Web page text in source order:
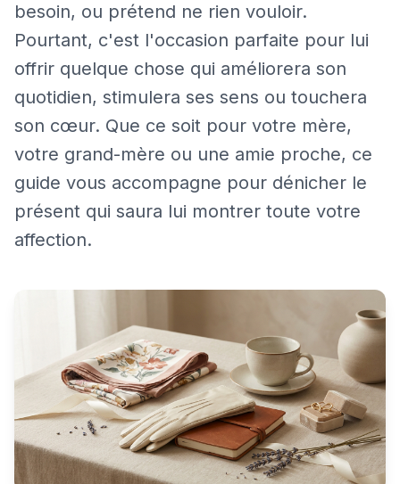
besoin, ou prétend ne rien vouloir.
Pourtant, c'est l'occasion parfaite pour lui
offrir quelque chose qui améliorera son
quotidien, stimulera ses sens ou touchera
son cœur. Que ce soit pour votre mère,
votre grand-mère ou une amie proche, ce
guide vous accompagne pour dénicher le
présent qui saura lui montrer toute votre
affection.